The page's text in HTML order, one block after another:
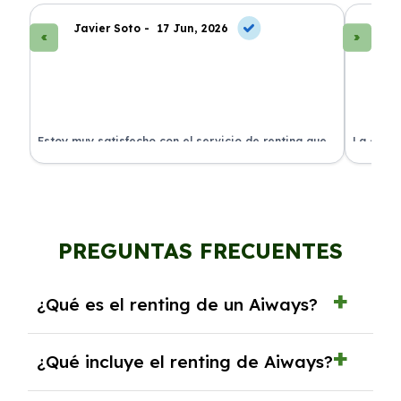
Javier Soto - 17 Jun, 2026
Estoy muy satisfecho con el servicio de renting que
he contratado. ¡Todo incluido y sin complicaciones!
La
en
PREGUNTAS FRECUENTES
¿Qué es el renting de un Aiways?
alquiler a largo plazo en el que pagas una
cuota mensual fija por el uso del coche
¿Qué incluye el renting de Aiways?